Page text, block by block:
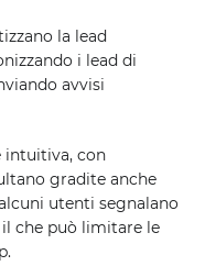
la lead
i lead di
avvisi
intuitiva, con
gradite anche
utenti segnalano
che può limitare le